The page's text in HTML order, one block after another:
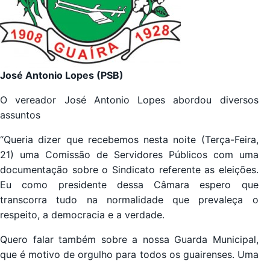
José Antonio Lopes (PSB)
O vereador José Antonio Lopes abordou diversos
assuntos
“Queria dizer que recebemos nesta noite (Terça-Feira,
21) uma Comissão de Servidores Públicos com uma
documentação sobre o Sindicato referente as eleições.
Eu como presidente dessa Câmara espero que
transcorra tudo na normalidade que prevaleça o
respeito, a democracia e a verdade.
Quero falar também sobre a nossa Guarda Municipal,
que é motivo de orgulho para todos os guairenses. Uma